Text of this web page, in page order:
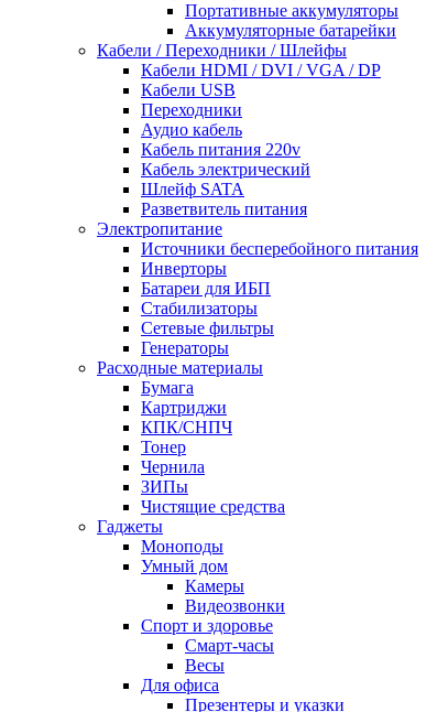
Портативные аккумуляторы
Аккумуляторные батарейки
Кабели / Переходники / Шлейфы
Кабели HDMI / DVI / VGA / DP
Кабели USB
Переходники
Аудио кабель
Кабель питания 220v
Кабель электрический
Шлейф SATA
Разветвитель питания
Электропитание
Источники бесперебойного питания
Инверторы
Батареи для ИБП
Стабилизаторы
Сетевые фильтры
Генераторы
Расходные материалы
Бумага
Картриджи
КПК/СНПЧ
Тонер
Чернила
ЗИПы
Чистящие средства
Гаджеты
Моноподы
Умный дом
Камеры
Видеозвонки
Спорт и здоровье
Смарт-часы
Весы
Для офиса
Презентеры и указки